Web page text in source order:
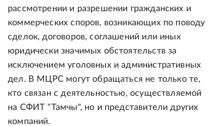
рассмотрении и разрешении гражданских и
коммерческих споров, возникающих по поводу
сделок, договоров, соглашений или иных
юридически значимых обстоятельств за
исключением уголовных и административных
дел. В МЦРС могут обращаться не только те,
кто связан с деятельностью, осуществляемой
на СФИТ "Тамчы", но и представители других
компаний.